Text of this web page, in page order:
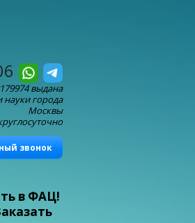
выдана
города
Москвы
звонок
в ФАЦ!